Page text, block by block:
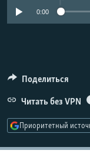
РАСПИСАНИЕ
0:00
Поделиться
Читать без VPN
Приоритетный